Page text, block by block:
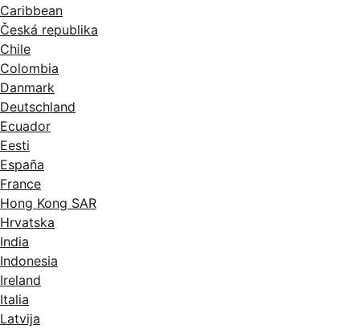
Caribbean
Česká republika
Chile
Colombia
Danmark
Deutschland
Ecuador
Eesti
España
France
Hong Kong SAR
Hrvatska
India
Indonesia
Ireland
Italia
Latvija